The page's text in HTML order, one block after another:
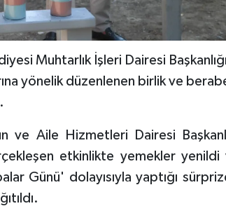
Muhtarlık İşleri Dairesi
yönelik düzenlenen birlik ve
ve Aile Hizmetleri Dairesi
etkinlikte yemekler
Günü' dolayısıyla yaptığı